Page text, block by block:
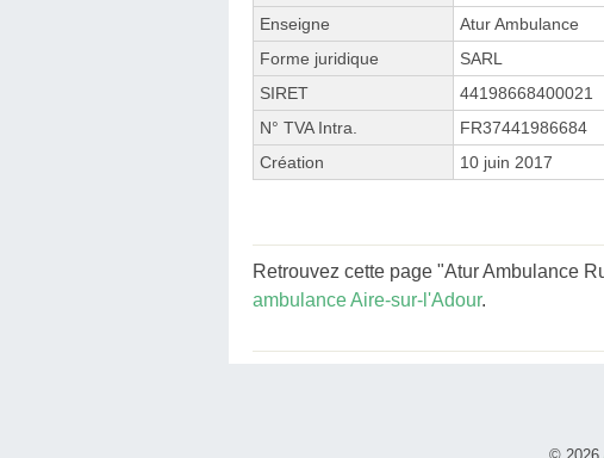
Enseigne
Atur Ambulance
Forme juridique
SARL
SIRET
44198668400021
N° TVA Intra.
FR37441986684
Création
10 juin 2017
Retrouvez cette page "Atur Ambulance
ambulance Aire-sur-l'Adour.